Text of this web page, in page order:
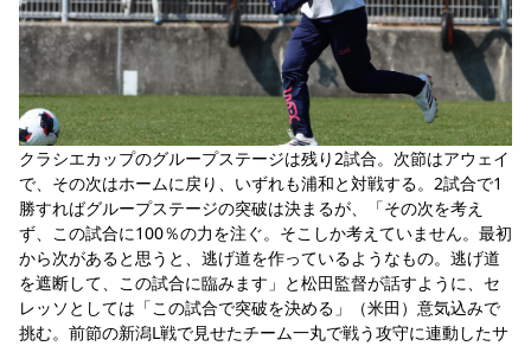
クラシエカップのグループステージは残り2試合。次節はアウェイ
で、その次はホームに戻り、いずれも浦和と対戦する。2試合で1
勝すればグループステージの突破は決まるが、「その次を考え
ず、この試合に100％の力を注ぐ。そこしか考えていません。最初
から次があると思うと、逃げ道を作っているようなもの。逃げ道
を遮断して、この試合に臨みます」と松田監督が話すように、セ
レッソとしては「この試合で突破を決める」（米田）意気込みで
挑む。前節の新潟L戦で見せたチーム一丸で戦う攻守に連動したサ